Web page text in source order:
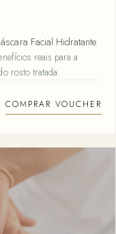
Facial Hidratante
reais para a
rosto tratada.
COMPRAR VOUCHER